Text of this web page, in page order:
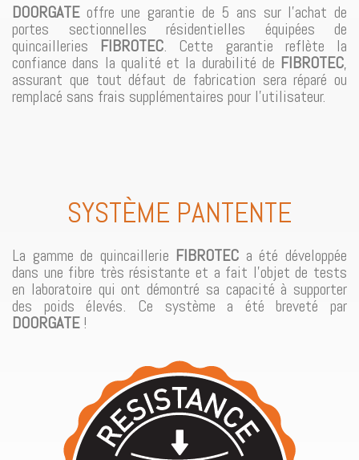
DOORGATEoffre une garantie de 5 ans sur l’achat de
portes sectionnelles résidentielles équipées de
quincailleries FIBROTEC. Cette garantie reflète la
confiance dans la qualité et la durabilité de FIBROTEC,
assurant que tout défaut de fabrication sera réparé ou
remplacé sans frais supplémentaires pour l’utilisateur.
SYSTÈME PANTENTE
La gamme de quincaillerie FIBROTEC a été développée
dans une fibre très résistante et a fait l’objet de tests
en laboratoire qui ont démontré sa capacité à supporter
des poids élevés. Ce système a été breveté par
DOORGATE!